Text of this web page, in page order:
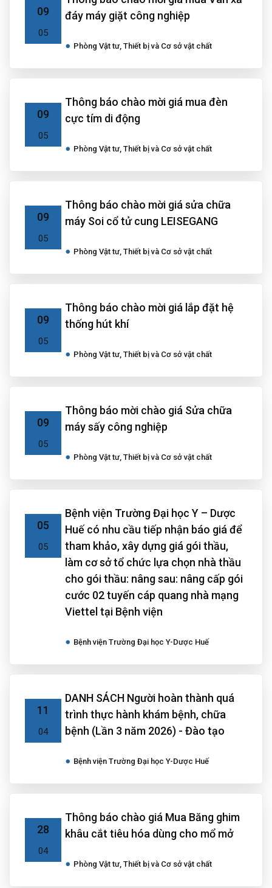
09
05
đáy máy giặt công nghiệp
Phòng Vật tư, Thiết bị và Cơ sở vật chất
09
05
Thông báo chào mời giá mua đèn
cực tím di động
Phòng Vật tư, Thiết bị và Cơ sở vật chất
09
05
Thông báo chào mời giá sửa chữa
máy Soi cổ tử cung LEISEGANG
Phòng Vật tư, Thiết bị và Cơ sở vật chất
09
05
Thông báo chào mời giá lắp đặt hệ
thống hút khí
Phòng Vật tư, Thiết bị và Cơ sở vật chất
09
05
Thông báo mời chào giá Sửa chữa
máy sấy công nghiệp
Phòng Vật tư, Thiết bị và Cơ sở vật chất
05
05
Bệnh viện Trường Đại học Y – Dược
Huế có nhu cầu tiếp nhận báo giá để
tham khảo, xây dựng giá gói thầu,
làm cơ sở tổ chức lựa chọn nhà thầu
cho gói thầu: nâng sau: nâng cấp gói
cước 02 tuyến cáp quang nhà mạng
Viettel tại Bệnh viện
Bệnh viện Trường Đại học Y-Dược Huế
11
04
DANH SÁCH Người hoàn thành quá
trình thực hành khám bệnh, chữa
bệnh (Lần 3 năm 2026) - Đào tạo
Bệnh viện Trường Đại học Y-Dược Huế
28
04
Thông báo chào giá Mua Băng ghim
khâu cắt tiêu hóa dùng cho mổ mở
Phòng Vật tư, Thiết bị và Cơ sở vật chất